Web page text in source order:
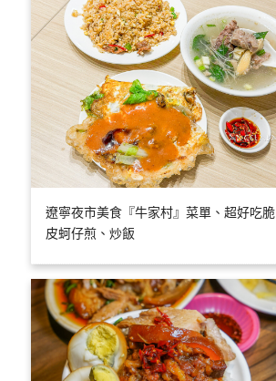
遼寧夜市美食『牛家村』菜單、超好吃脆
皮蚵仔煎、炒飯